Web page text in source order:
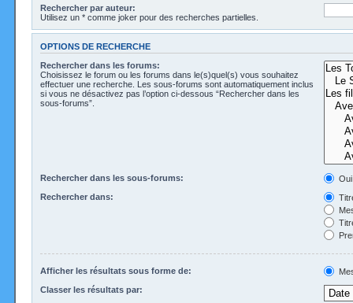
Rechercher par auteur:
Utilisez un * comme joker pour des recherches partielles.
OPTIONS DE RECHERCHE
Rechercher dans les forums:
Choisissez le forum ou les forums dans le(s)quel(s) vous souhaitez
effectuer une recherche. Les sous-forums sont automatiquement inclus
si vous ne désactivez pas l’option ci-dessous “Rechercher dans les
sous-forums”.
Rechercher dans les sous-forums:
Oui
Rechercher dans:
Afficher les résultats sous forme de:
Classer les résultats par: